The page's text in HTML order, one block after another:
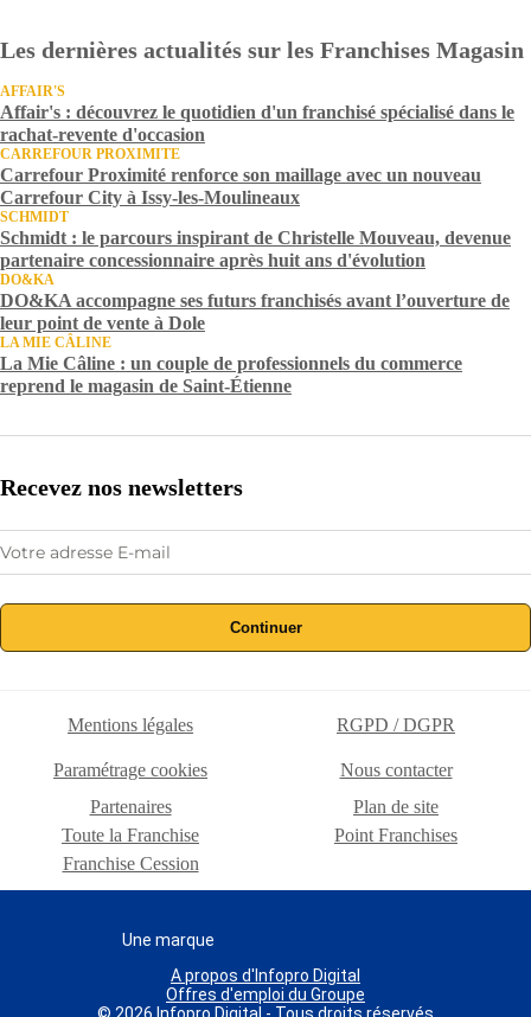
Les dernières actualités sur les Franchises Magasin
AFFAIR'S
Affair's : découvrez le quotidien d'un franchisé spécialisé dans le
rachat-revente d'occasion
CARREFOUR PROXIMITE
Carrefour Proximité renforce son maillage avec un nouveau
Carrefour City à Issy-les-Moulineaux
SCHMIDT
Schmidt : le parcours inspirant de Christelle Mouveau, devenue
partenaire concessionnaire après huit ans d'évolution
DO&KA
DO&KA accompagne ses futurs franchisés avant l’ouverture de
leur point de vente à Dole
LA MIE CÂLINE
La Mie Câline : un couple de professionnels du commerce
reprend le magasin de Saint-Étienne
Recevez nos newsletters
Continuer
Mentions légales RGPD / DGPR
Paramétrage cookies
Nous contacter
Partenaires
Plan de site
Toute la Franchise
Point Franchises
Franchise Cession
Une marque
A propos d'Infopro Digital
Offres d'emploi du Groupe